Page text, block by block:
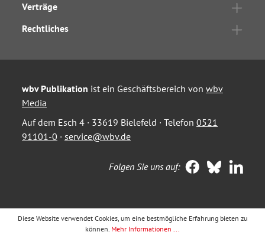
Verträge
Rechtliches
wbv Publikation ist ein Geschäftsbereich von wbv
Media
Auf dem Esch 4 · 33619 Bielefeld · Telefon 0521
91101-0 · service@wbv.de
Folgen Sie uns auf:
Diese Website verwendet Cookies, um eine bestmögliche Erfahrung bieten zu
können. Mehr Informationen ...